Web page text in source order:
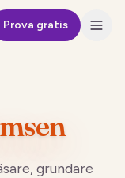
Prova gratis
grundare